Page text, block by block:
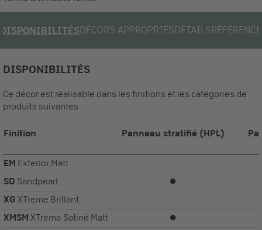
DISPONIBILITÉSDÉCORS APPROPRIÉSDÉTAILS
DISPONIBILITÉS
Ce décor est réalisable dans les finitions et les catégories de
produits suivantes :
Finition Panneau stratifié (HPL)
EM Exterior Matt
SD Sandpearl ⏺
XG XTreme Brillant
XMSM XTreme Satiné Matt ⏺